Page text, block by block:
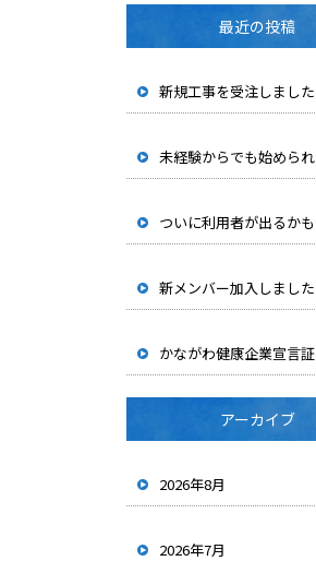
最近の投稿
新規工事を受注しました
新メンバー加入しました
かながわ健康企業宣言証
アーカイブ
2026年8月
2026年7月